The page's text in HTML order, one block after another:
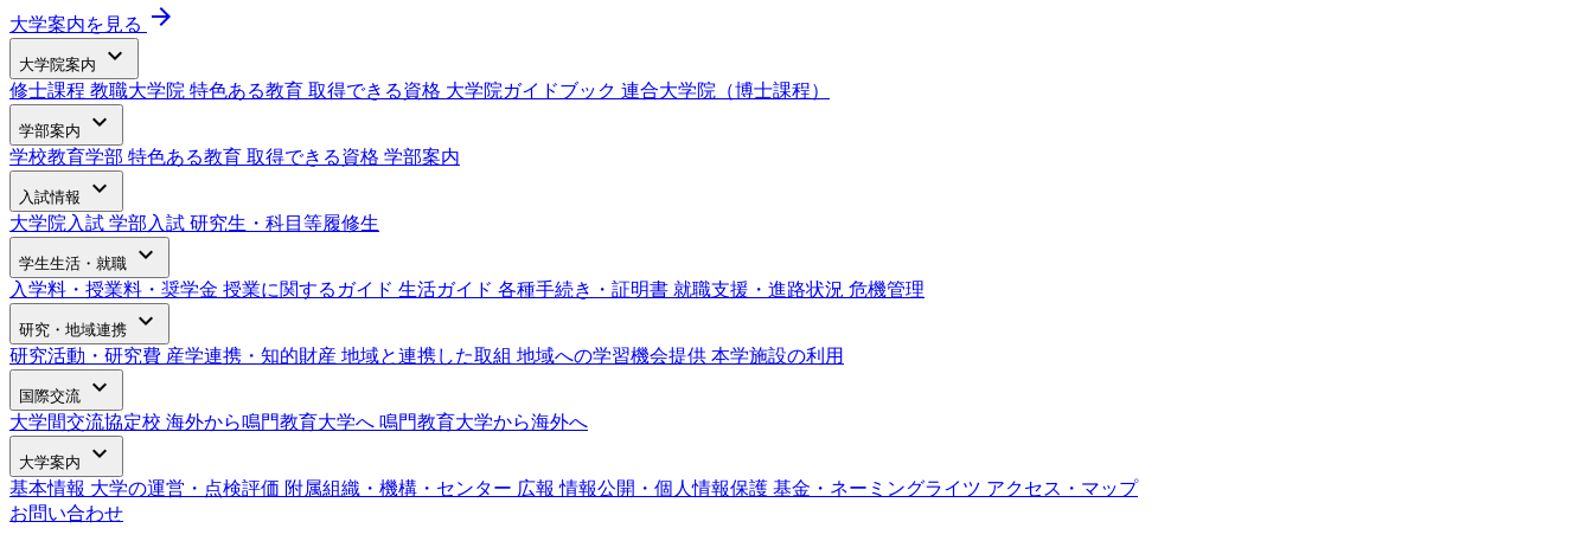
大学案内を見る arrow_forward
大学院案内 expand_more
修士課程 教職大学院 特色ある教育 取得できる資格 大学院ガイドブック 連合大学院（博士課程）
学部案内 expand_more
学校教育学部 特色ある教育 取得できる資格 学部案内
入試情報 expand_more
大学院入試 学部入試 研究生・科目等履修生
学生生活・就職 expand_more
入学料・授業料・奨学金 授業に関するガイド 生活ガイド 各種手続き・証明書 就職支援・進路状況 危機管理
研究・地域連携 expand_more
研究活動・研究費 産学連携・知的財産 地域と連携した取組 地域への学習機会提供 本学施設の利用
国際交流 expand_more
大学間交流協定校 海外から鳴門教育大学へ 鳴門教育大学から海外へ
大学案内 expand_more
基本情報 大学の運営・点検評価 附属組織・機構・センター 広報情報公開・個人情報保護 基金・ネーミングライツ アクセス・マップ
お問い合わせ